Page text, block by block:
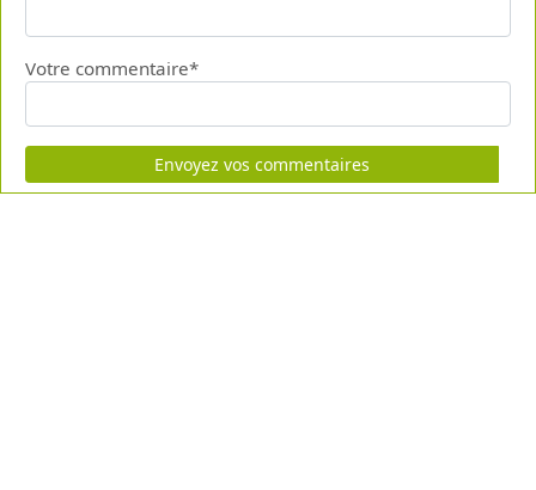
Votre commentaire*
Envoyez vos commentaires